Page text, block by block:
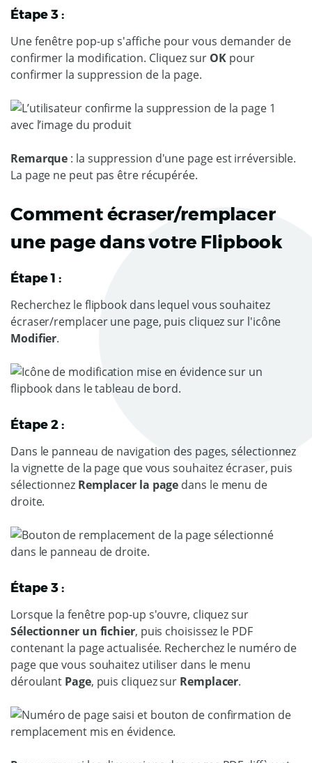
Étape 3 :
Une fenêtre pop-up s'affiche pour vous demander de
confirmer la modification. Cliquez sur OK pour
confirmer la suppression de la page.
Remarque : la suppression d'une page est irréversible.
La page ne peut pas être récupérée.
Comment écraser/remplacer
une page dans votre Flipbook
Étape 1 :
Recherchez le flipbook dans lequel vous souhaitez
écraser/remplacer une page, puis cliquez sur l'icône
Modifier.
Étape 2 :
Dans le panneau de navigation des pages, sélectionnez
la vignette de la page que vous souhaitez écraser, puis
sélectionnez Remplacer la page dans le menu de
droite.
Étape 3 :
Lorsque la fenêtre pop-up s'ouvre, cliquez sur
Sélectionner un fichier, puis choisissez le PDF
contenant la page actualisée. Recherchez le numéro de
page que vous souhaitez utiliser dans le menu
déroulant Page, puis cliquez sur Remplacer.